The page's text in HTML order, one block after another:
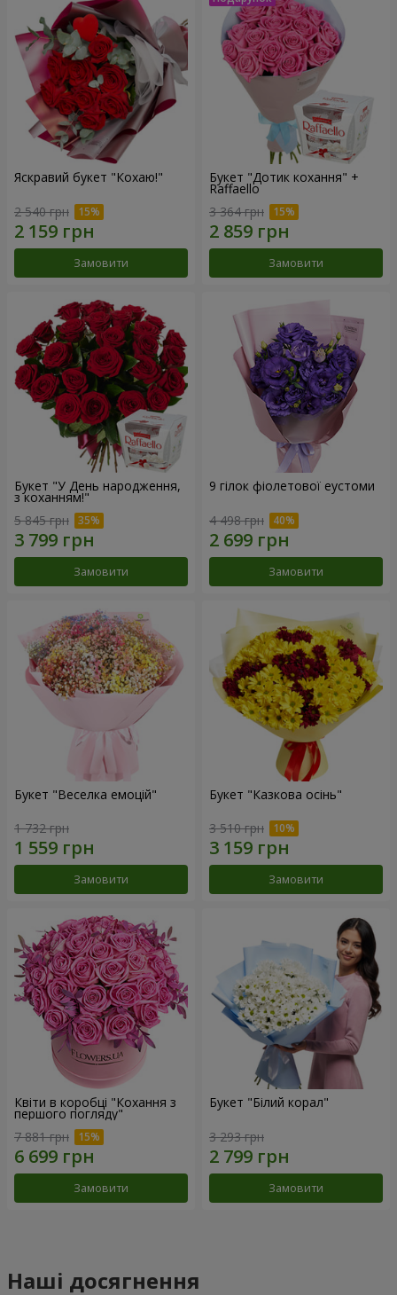
Яскравий букет "Кохаю!"
2 540 грн
Замовити
Букет "Дотик кохання" +
Raffaello
3 364 грн
Замовити
Букет "У День народження,
з коханням!"
5 845 грн
Замовити
9 гілок фіолетової еустоми
4 498 грн
Замовити
Букет "Веселка емоцій"
1 732 грн
Замовити
Букет "Казкова осінь"
3 510 грн
Замовити
Квіти в коробці "Кохання з
першого погляду"
7 881 грн
Замовити
Букет "Білий корал"
3 293 грн
Замовити
Наші досягнення